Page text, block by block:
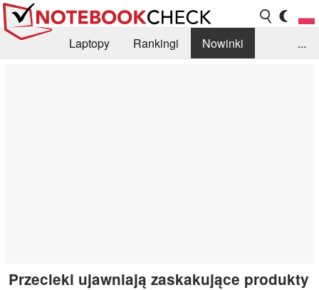
Laptopy Rankingi
Nowinki
...
Przecieki ujawniają zaskakujące produkty